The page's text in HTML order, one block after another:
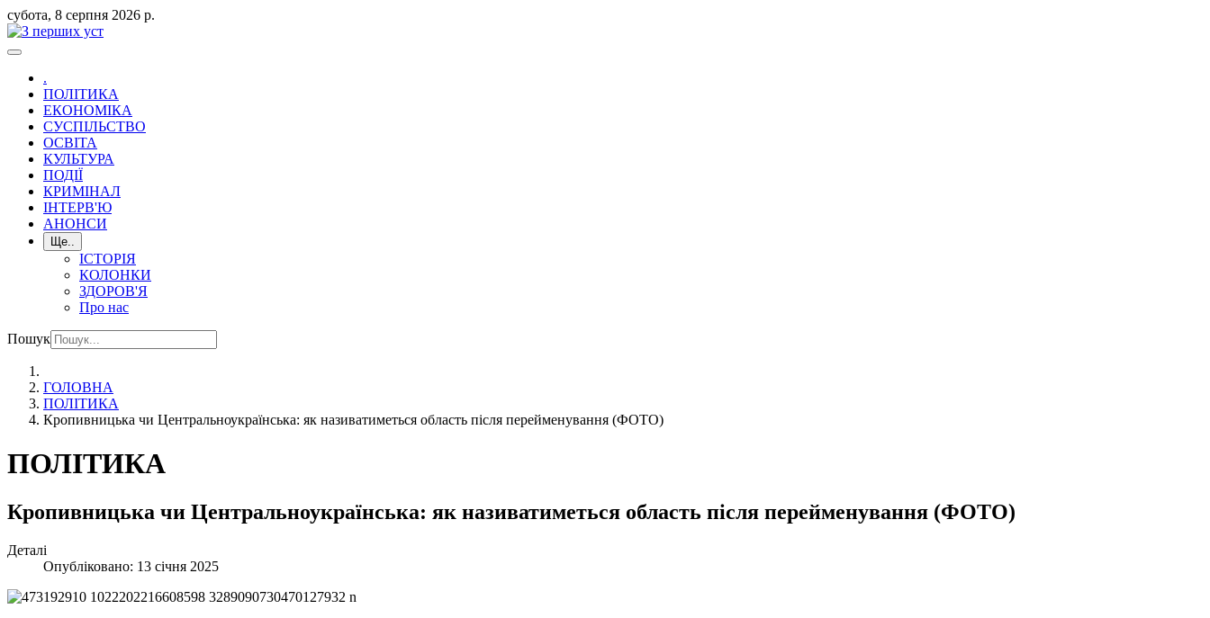
субота, 8 серпня 2026 р.
.
ПОЛІТИКА
ЕКОНОМІКА
СУСПІЛЬСТВО
ОСВІТА
КУЛЬТУРА
ПОДІЇ
КРИМІНАЛ
ІНТЕРВ'Ю
АНОНСИ
Ще..
ІСТОРІЯ
КОЛОНКИ
ЗДОРОВ'Я
Про нас
Пошук
ГОЛОВНА
ПОЛІТИКА
Кропивницька чи Центральноукраїнська: як називатиметься область після перейменування (ФОТО)
ПОЛІТИКА
Кропивницька чи Центральноукраїнська: як називатиметься область після перейменування (ФОТО)
Деталі
Опубліковано: 13 січня 2025